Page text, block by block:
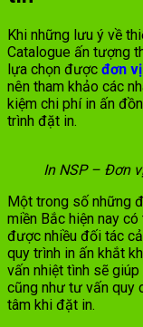
Khi những lưu ý về
Catalogue ấn tượng
lựa chọn được đơn
nên tham khảo các
kiệm chi phí in ấn
trình đặt in.
In NSP – Đơn
Một trong số những
miền Bắc hiện nay
được nhiều đối tác
quy trình in ấn khắt
vấn nhiệt tình sẽ
cũng như tư vấn quy
tâm khi đặt in.